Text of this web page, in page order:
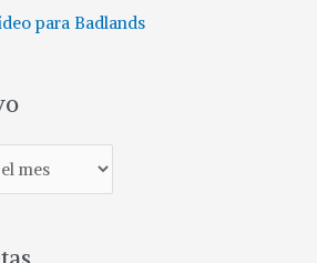
para Badlands